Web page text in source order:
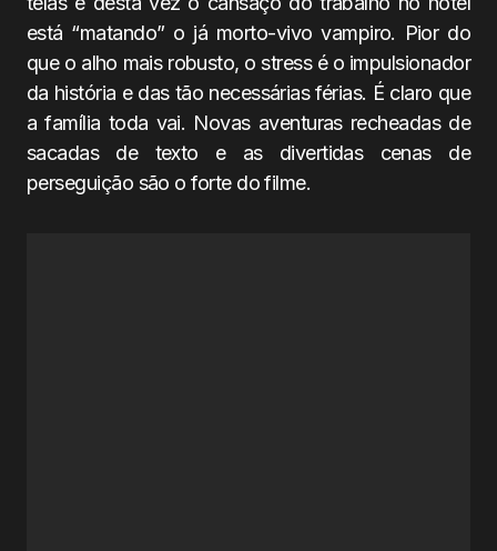
está “matando” o já morto-vivo vampiro. Pior do
que o alho mais robusto, o stress é o impulsionador
da história e das tão necessárias férias. É claro que
a família toda vai. Novas aventuras recheadas de
sacadas de texto e as divertidas cenas de
perseguição são o forte do filme.